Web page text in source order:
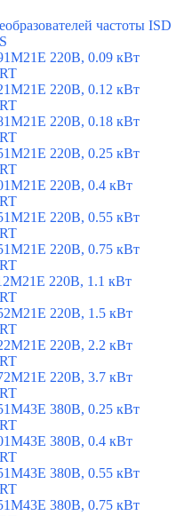
частоты ISD
220В, 0.09 кВт
220В, 0.12 кВт
220В, 0.18 кВт
220В, 0.25 кВт
220В, 0.4 кВт
220В, 0.55 кВт
220В, 0.75 кВт
220В, 1.1 кВт
220В, 1.5 кВт
220В, 2.2 кВт
220В, 3.7 кВт
380В, 0.25 кВт
380В, 0.4 кВт
380В, 0.55 кВт
380В, 0.75 кВт